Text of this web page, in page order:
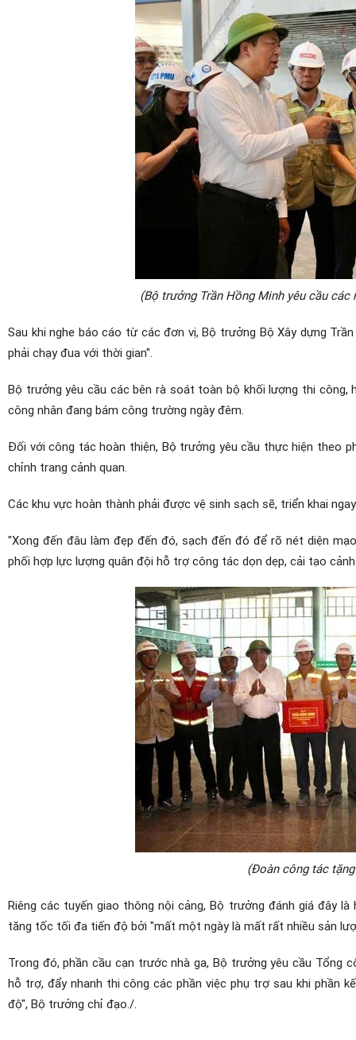
(Bộ trưởng Trần Hồng Minh yêu cầu
Sau khi nghe báo cáo từ các đơn vị, Bộ trưởng Bộ Xây dựng
phải chạy đua với thời gian".
Bộ trưởng yêu cầu các bên rà soát toàn bộ khối lượng thi
công nhân đang bám công trường ngày đêm.
Đối với công tác hoàn thiện, Bộ trưởng yêu cầu thực hiện theo
chỉnh trang cảnh quan.
Các khu vực hoàn thành phải được vệ sinh sạch sẽ, triển khai
"Xong đến đâu làm đẹp đến đó, sạch đến đó để rõ nét diện
phối hợp lực lượng quân đội hỗ trợ công tác dọn dẹp, cải tạo
(Đoàn công tác
Riêng các tuyến giao thông nội cảng, Bộ trưởng đánh giá đây
tăng tốc tối đa tiến độ bởi "mất một ngày là mất rất nhiều sản
Trong đó, phần cầu cạn trước nhà ga, Bộ trưởng yêu cầu Tổng
hỗ trợ, đẩy nhanh thi công các phần việc phụ trợ sau khi phần
độ", Bộ trưởng chỉ đạo./.